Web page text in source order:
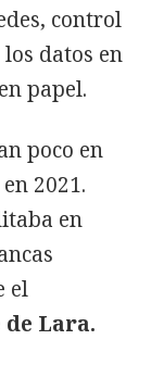
control
datos en
papel.
poco en
2021.
en
el
Lara.